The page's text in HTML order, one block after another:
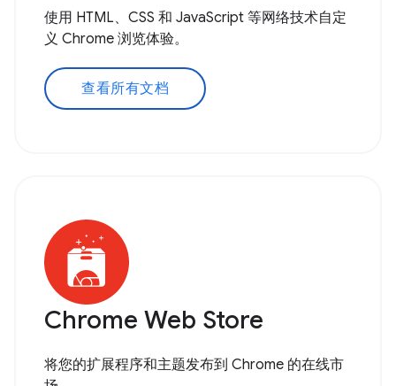
使用 HTML、CSS 和 JavaScript 等网络技术自定
义 Chrome 浏览体验。
查看所有文档
Chrome Web Store
将您的扩展程序和主题发布到 Chrome 的在线市